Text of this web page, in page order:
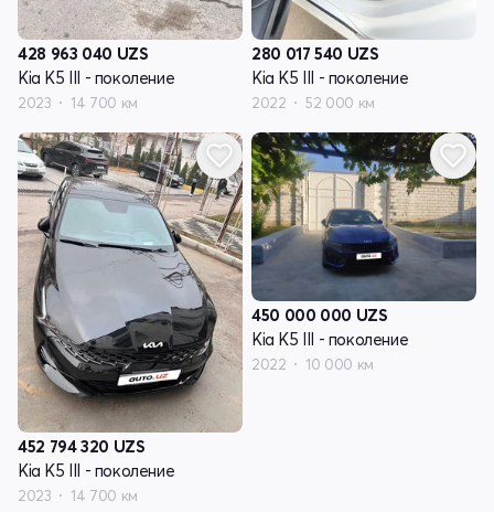
428 963 040 UZS
Kia K5 III - поколение
2023 14 700 км
280 017 540 UZS
Kia K5 III - поколение
2022 52 000 км
452 794 320 UZS
Kia K5 III - поколение
2023 14 700 км
450 000 000 UZS
Kia K5 III - поколение
2022 10 000 км